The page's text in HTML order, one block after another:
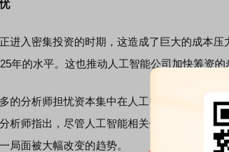
入密集投资的时期，这造成了巨大的成本压
年的水平。这也推动人工智能公司加快筹资的
分析师担忧资本集中在人工智能行业以及人
析师指出，尽管人工智能相关债券并非美国企
局面被大幅改变的趋势。